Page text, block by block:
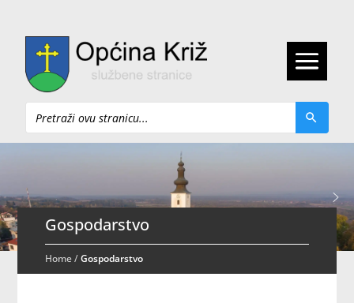
Pretraži
Gospodarstvo
Home/Gospodarstvo